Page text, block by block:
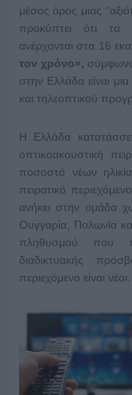
μέσος όρος μιας
προκύπτει ότι τα
ανέρχονται στα 16
τον χρόνο»,
στην Ελλάδα είναι
και τηλεοπτικού
Η Ελλάδα
οπτικοακουστική
ποσοστό νέων
πειρατικό
ανήκει στην ομάδα
Ουγγαρία, Πολωνία
πληθυσμού που
διαδικτυακής
περιεχόμενο είναι νέοι.